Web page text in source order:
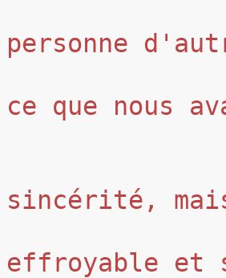
personne
ce que nous
sincérité,
effroyable et